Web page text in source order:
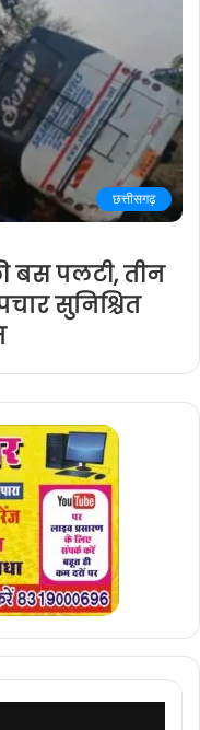
छत्तीसगढ़
बस पलटी, तीन
सुनिश्चित